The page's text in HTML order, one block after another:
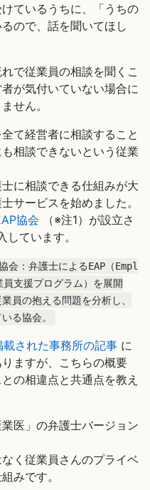
ているうちに、「うちの
ので、話を聞いてほし
で従業員の相談を聞くこ
が気付いていない場合に
せん。
て経営者に相談すること
相談できないという従業
に相談できる仕組みが大
サービスを始めました。
協会 （※注1）が設立さ
ています。
会：弁護士によるEAP（Empl
支援プログラム）を展開
員の抱える問題を分析し、
る協会。
載された事務所の記事 に
ますが、こちらの概要
の相違点と共通点を教え
業医」の弁護士バージョン
く従業員さんのプライベ
みです。